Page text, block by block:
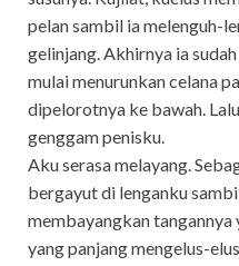
pelan sambil ia melenguh-
gelinjang. Akhirnya ia
mulai menurunkan celana
dipelorotnya ke bawah.
genggam penisku.
Aku serasa melayang.
bergayut di lenganku
membayangkan
yang panjang mengelus-